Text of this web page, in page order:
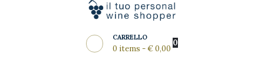
CARRELLO
0 items -€ 0,00
0